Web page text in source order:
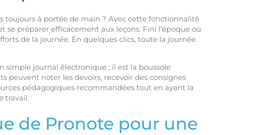
toujours à portée de main ? Avec cette fonctionnalité
préparer efficacement aux leçons. Fini l’époque où
de la journée. En quelques clics, toute la journée
simple journal électronique ; il est la boussole
peuvent noter les devoirs, recevoir des consignes
pédagogiques recommandées tout en ayant la
travail.
de Pronote pour une